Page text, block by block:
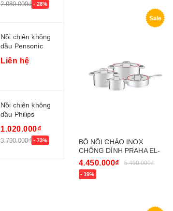
Sale
BỘ NỒI CHẢO INOX
CHỐNG DÍNH PRAHA EL-
3338
4.450.000₫ 5.490.000₫
- 19%
2.980.000₫ - 28%
Nồi chiên không
dầu Pensonic
Liên hệ
Nồi chiên không
dầu Philips
nhập...
1.020.000₫
3.790.000₫ - 73%